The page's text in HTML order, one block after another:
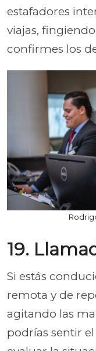
estafadores
viajas,
confirmes los
19.
Si estás
remota y de
agitando las
podrías sentir